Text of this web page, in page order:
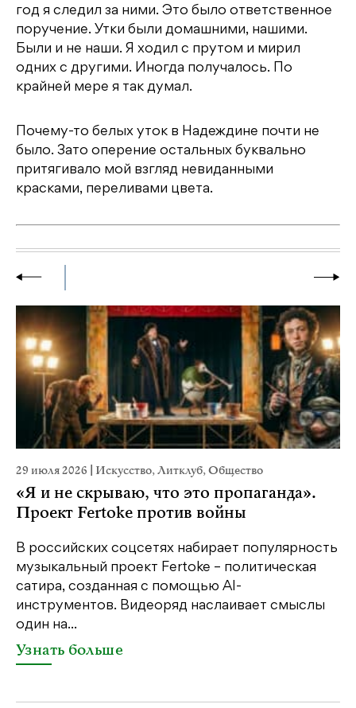
год я следил за ними. Это было ответственное
поручение. Утки были домашними, нашими.
Были и не наши. Я ходил с прутом и мирил
одних с другими. Иногда получалось. По
крайней мере я так думал.
Почему-то белых уток в Надеждине почти не
было. Зато оперение остальных буквально
притягивало мой взгляд невиданными
красками, переливами цвета.
29 июля 2026 Искусство,Литклуб,Общество
«Я и не скрываю, что это пропаганда».
Проект Fertoke против войны
В российских соцсетях набирает популярность
музыкальный проект Fertoke – политическая
сатира, созданная с помощью AI-
инструментов. Видеоряд наслаивает смыслы
один на...
Узнать больше